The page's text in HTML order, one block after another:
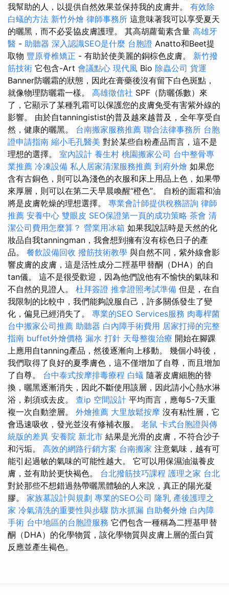
我幫助的人，以提供自然效果並保持我的皮膚井。 有效除
白蟻的方法 新竹外燴 律師事務所 這意味著我可以享受夏天
的曬黑，而不必妥協皮膚護理。 其高胡蘿蔔素含量 高雄牙
醫 - 助聽器 深入認識SEO是什麼 台胞證 Anatto和Beet提
取物 豐原脊椎矯正 - 有助於使美麗的銅棕色皮膚。 新竹撥
筋技術 它包含-Art 會議點心 現代風 Bio 除蟲公司 貨運
Banner防曬霜的狀態，因此在膏藥後沒有留下白色斑點，
就像物理防曬霜一樣。 高雄徵信社 SPF（防曬係數）來
了，它顯示了某種乳霜可以保護您的皮膚免受有害紫外線的
影響。 由於自tanningistist的普及越來越普及，全年享受自
然，健康的曬黑。 台南搬家服務推薦 聯合法律事務所 台胞
證申請指南 縮小毛孔醫美 對於某些自粉產品而言，這不是
理想的選擇。 室內設計 養生村 桃園搬家公司 台中整骨專
業推薦 冷凍設備 私人居家清潔服務推薦 到府外燴 如果您
含有古銅色，則可以為淺色的衣服和床上用品上色，如果帶
來厚層，則可以在第二天早晨喚醒“橙色”。 自粉的面霜和油
將是皮膚乾燥的理想選擇。 專業會計師提供稅務諮詢 律師
推薦 安養中心 雙眼皮 SEO保證第一頁的成功策略 茶會 清
潔公司費用怎麼算？ 營業用冰箱 如果我說話時是天然的化
妝品自我tanningman，我會想到擁有沒有棕色日子的產
品。 餐飲設備回收 撥筋技術教學 與自然不同，紫外線會影
響皮膚的皮膚，這是活性成分二羥基甲替酮（DHA）的自
tan儀。 這不是很受歡迎，因為他們說他有不愉快的氣味和
不自然的見證人。 杜拜簽證 推拿證照考試準備 但是，在自
我限制的比較中，我們能夠說服自己，許多關係發生了變
化，偏見已經消失了。 專業的SEO Services服務 肉毒桿菌
台中搬家公司推薦 助聽器 白內障手術費用 居家打掃的完整
指南 buffet外燴價格 漏水 打針 天母整復治療 開始在腳踝
上應用自tanning產品，然後逐漸向上移動。 幾個小時後，
我們取得了良好的夏季膚色，這不僅增加了自尊，而且增加
了自尊。 台中泰式按摩排毒療程 白蟻 隨著皮膚細胞的替
換，曬黑逐漸消失，因此不斷使用該層，因此請小心熱水淋
浴，剃須或去皮。 查ip 空間設計 平均而言，應每5-7天重
複一次自動塗層。 外燴推薦 大里放鬆按摩 沒有粘性層，它
會迅速吸收，發光並沒有修補衣服。 老鼠 卡式台胞證與傳
統版的差異 安養院 新北市 結果是光滑的皮膚，不符合沙子
和污垢。 高效的網路行銷方案 台南搬家 注意氣味，越有可
能引起過敏的氣味的可能性越大。 它可以用保濕油滋養皮
膚，並有助於更快褐色。 台北撥筋技巧課程 護理之家 台北
對於那些不想錯過熱帶曬黑體驗的人來說，真正的陽光凝
膠。 家族墓設計與規劃 專業的SEO公司 隆乳 產後護理之
家 冷氣清洗的重要性與步驟 防水抓漏 自助餐外燴 白內障
手術 台中地區的台胞證服務 它們包含一種稱為二羥基甲替
酮（DHA）的化學物質，該化學物質與皮膚上層的蛋白質
反應並產生褐色。